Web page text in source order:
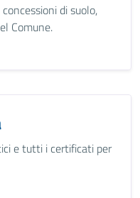
di suolo,
Comune.
e tutti i certificati per